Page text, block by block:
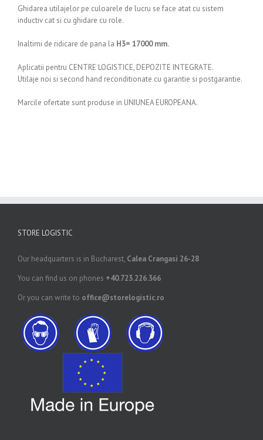
Ghidarea utilajelor pe culoarele de lucru se face atat cu sistem
inductiv cat si cu ghidare cu role.
Inaltimi de ridicare de pana la H3= 17000 mm.
Aplicatii pentru CENTRE LOGISTICE, DEPOZITE INTEGRATE.
Utilaje noi si second hand reconditionate cu garantie si postgarantie.
Marcile ofertate sunt produse in UNIUNEA EUROPEANA.
STORE LOGISTIC
Our headquarters is in Bucharest, Calea Crangasi 26-28
You can find us on phones +40.723.226.366
Or you can write to office@storelogistic.ro